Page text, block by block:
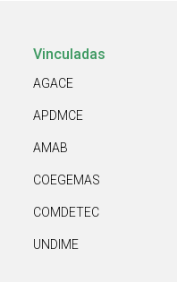
Vinculadas
AGACE
APDMCE
AMAB
COEGEMAS
COMDETEC
UNDIME